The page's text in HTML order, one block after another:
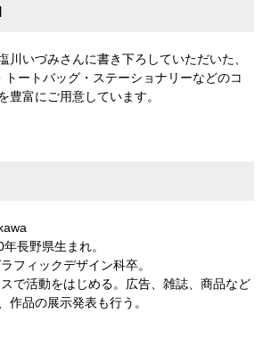
川いづみさんに書き下ろしていただいた、
ートバッグ・ステーショナリーなどのコ
豊富にご用意しています。
長野県生まれ。
フィックデザイン科卒。
で活動をはじめる。広告、雑誌、商品など
作品の展示発表も行う。